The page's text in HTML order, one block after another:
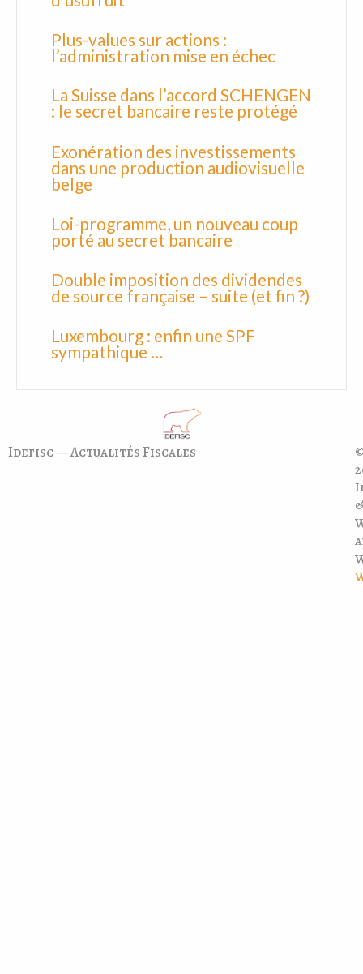
Plus-values sur actions :
l’administration mise en échec
La Suisse dans l’accord SCHENGEN
: le secret bancaire reste protégé
Exonération des investissements
dans une production audiovisuelle
belge
Loi-programme, un nouveau coup
porté au secret bancaire
Double imposition des dividendes
de source française – suite (et fin ?)
Luxembourg : enfin une SPF
sympathique …
Idefisc — Actualités Fiscales